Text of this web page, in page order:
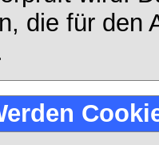
die für den